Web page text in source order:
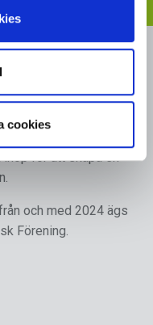
cookies
leverantör av
Gröns rötter går
av frukt,
för att skapa en
och med 2024 ägs
Förening.